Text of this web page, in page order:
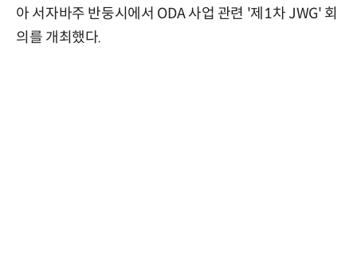
아 서자바주 반둥시에서 ODA 사업 관련 '제1차 JWG' 회
의를 개최했다.